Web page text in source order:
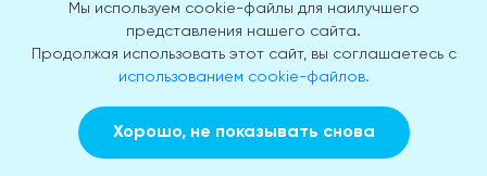
Мы используем cookie-файлы для наилучшего
представления нашего сайта.
Продолжая использовать этот сайт, вы соглашаетесь с
использованием cookie-файлов.
Хорошо, не показывать снова
Заказать звонок Вызвать врача на дом